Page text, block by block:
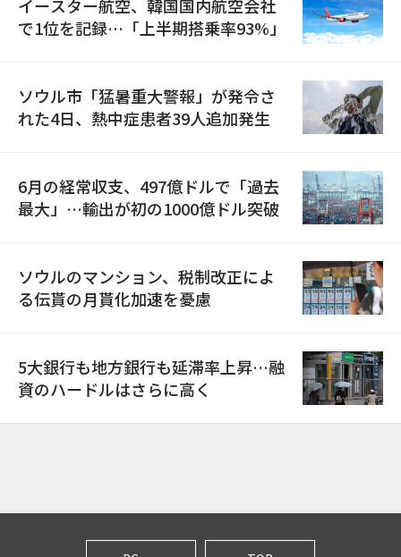
イースター航空、韓国国内航空会社
で1位を記録…「上半期搭乗率93%」
ソウル市「猛暑重大警報」が発令さ
れた4日、熱中症患者39人追加発生
6月の経常収支、497億ドルで「過去
最大」…輸出が初の1000億ドル突破
ソウルのマンション、税制改正によ
る伝貰の月貰化加速を憂慮
5大銀行も地方銀行も延滞率上昇…融
資のハードルはさらに高く